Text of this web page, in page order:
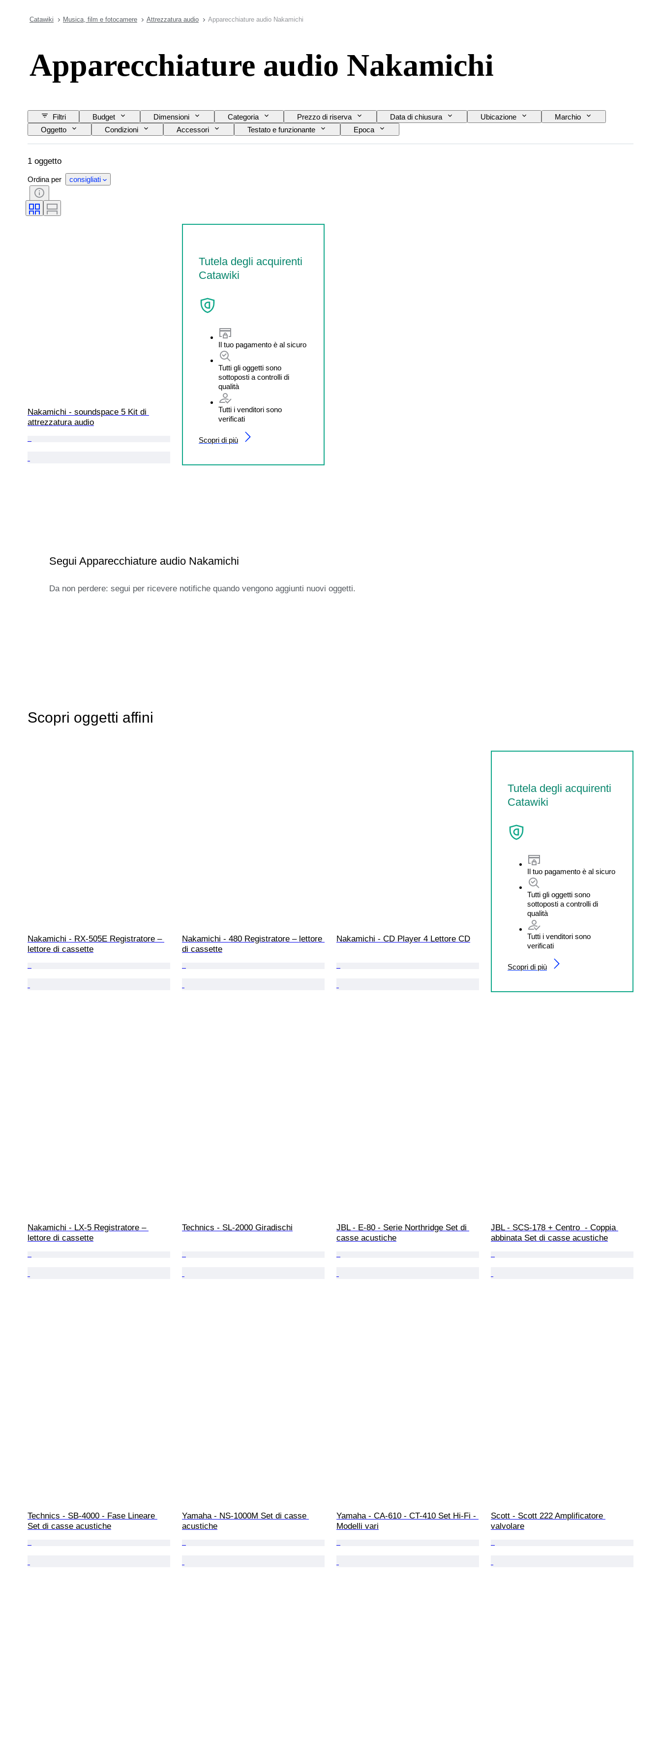
Catawiki Musica, film e fotocamere Attrezzatura audio Apparecchiature audio Nakamichi
Apparecchiature audio Nakamichi
Filtri Budget Dimensioni Categoria Prezzo di riserva Data di chiusura Ubicazione
Marchio
Oggetto
Condizioni Accessori Testato e funzionante Epoca
1 oggetto
Ordina per consigliati
Nakamichi - soundspace 5 Kit di
attrezzatura audio
Tutela degli acquirenti
Catawiki
Il tuo pagamento è al sicuro
Tutti gli oggetti sono
sottoposti a controlli di
qualità
Tutti i venditori sono
verificati
Scopri di più
Segui Apparecchiature audio Nakamichi
Da non perdere: segui per ricevere notifiche quando vengono aggiunti nuovi oggetti.
Scopri oggetti affini
Tutela degli acquirenti
Catawiki
Il tuo pagamento è al sicuro
Tutti gli oggetti sono
sottoposti a controlli di
qualità
Tutti i venditori sono
verificati
Scopri di più
Nakamichi - RX-505E Registratore –
lettore di cassette
Nakamichi - 480 Registratore – lettore
di cassette
Nakamichi - CD Player 4 Lettore CD
Nakamichi - LX-5 Registratore –
lettore di cassette
Technics - SL-2000 Giradischi
JBL - E-80 - Serie Northridge Set di
casse acustiche
JBL - SCS-178 + Centro  - Coppia
abbinata Set di casse acustiche
Technics - SB-4000 - Fase Lineare
Set di casse acustiche
Yamaha - NS-1000M Set di casse
acustiche
Yamaha - CA-610 - CT-410 Set Hi-Fi -
Modelli vari
Scott - Scott 222 Amplificatore
valvolare